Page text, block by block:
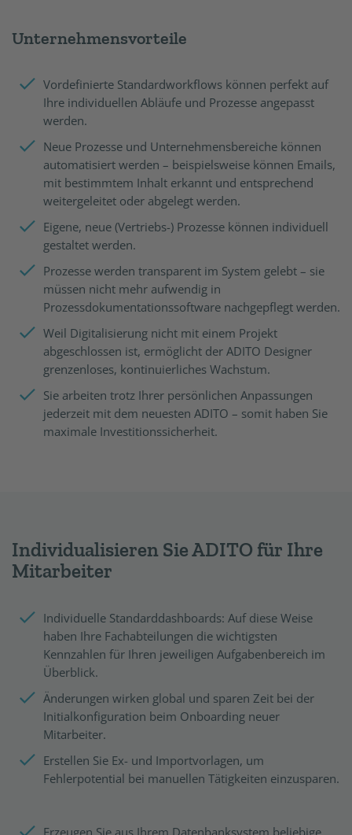
Unternehmensvorteile
Vordefinierte Standardworkflows können perfekt auf
Ihre individuellen Abläufe und Prozesse angepasst
werden.
Neue Prozesse und Unternehmensbereiche können
automatisiert werden – beispielsweise können Emails,
mit bestimmtem Inhalt erkannt und entsprechend
weitergeleitet oder abgelegt werden.
Eigene, neue (Vertriebs-) Prozesse können individuell
gestaltet werden.
Prozesse werden transparent im System gelebt – sie
müssen nicht mehr aufwendig in
Prozessdokumentationssoftware nachgepflegt werden.
Weil Digitalisierung nicht mit einem Projekt
abgeschlossen ist, ermöglicht der ADITO Designer
grenzenloses, kontinuierliches Wachstum.
Sie arbeiten trotz Ihrer persönlichen Anpassungen
jederzeit mit dem neuesten ADITO – somit haben Sie
maximale Investitionssicherheit.
Individualisieren Sie ADITO für Ihre
Mitarbeiter
Individuelle Standarddashboards: Auf diese Weise
haben Ihre Fachabteilungen die wichtigsten
Kennzahlen für Ihren jeweiligen Aufgabenbereich im
Überblick.
Änderungen wirken global und sparen Zeit bei der
Initialkonfiguration beim Onboarding neuer
Mitarbeiter.
Erstellen Sie Ex- und Importvorlagen, um
Fehlerpotential bei manuellen Tätigkeiten einzusparen.
Erzeugen Sie aus Ihrem Datenbanksystem beliebige